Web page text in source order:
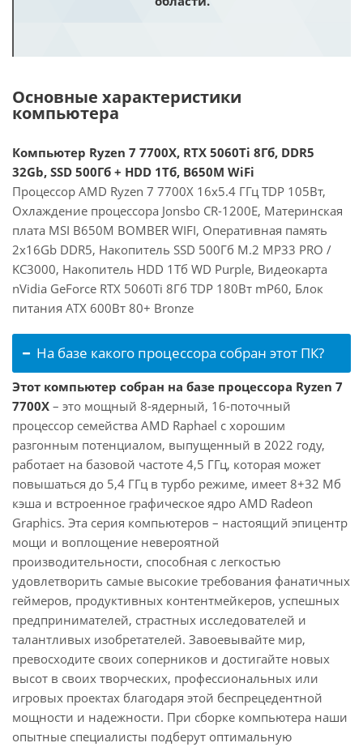
Основные характеристики
компьютера
Компьютер Ryzen 7 7700X, RTX 5060Ti 8Гб, DDR5
32Gb, SSD 500Гб + HDD 1Тб, B650M WiFi
Процессор AMD Ryzen 7 7700X 16x5.4 ГГц TDP 105Вт,
Охлаждение процессора Jonsbo CR-1200E, Материнская
плата MSI B650M BOMBER WIFI, Оперативная память
2x16Gb DDR5, Накопитель SSD 500Гб M.2 MP33 PRO /
KC3000, Накопитель HDD 1Тб WD Purple, Видеокарта
nVidia GeForce RTX 5060Ti 8Гб TDP 180Вт mP60, Блок
питания ATX 600Вт 80+ Bronze
На базе какого процессора собран этот ПК?
Этот компьютер собран на базе процессора Ryzen 7
7700X – это мощный 8-ядерный, 16-поточный
процессор семейства AMD Raphael с хорошим
разгонным потенциалом, выпущенный в 2022 году,
работает на базовой частоте 4,5 ГГц, которая может
повышаться до 5,4 ГГц в турбо режиме, имеет 8+32 Мб
кэша и встроенное графическое ядро AMD Radeon
Graphics. Эта серия компьютеров – настоящий эпицентр
мощи и воплощение невероятной
производительности, способная с легкостью
удовлетворить самые высокие требования фанатичных
геймеров, продуктивных контентмейкеров, успешных
предпринимателей, страстных исследователей и
талантливых изобретателей. Завоевывайте мир,
превосходите своих соперников и достигайте новых
высот в своих творческих, профессиональных или
игровых проектах благодаря этой беспрецедентной
мощности и надежности. При сборке компьютера наши
опытные специалисты подберут оптимальную